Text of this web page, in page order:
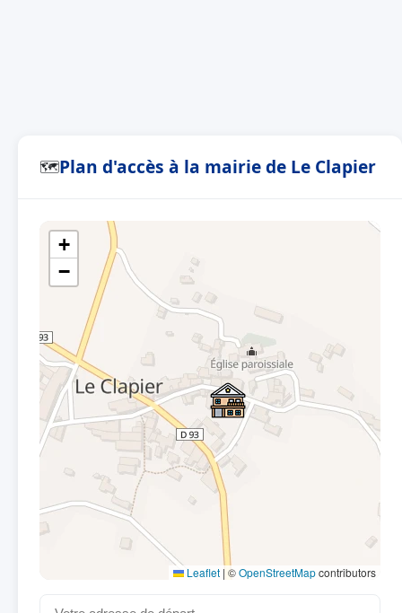
🗺Plan d'accès à la mairie de Le Clapier
+
−
Leaflet | ©OpenStreetMapcontributors